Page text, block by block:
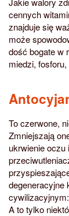
cennych
znajduje się
może
dość bogate w
miedzi,
To czerwone,
Zmniejszają
ukrwienie
degeneracyjne
A to tylko